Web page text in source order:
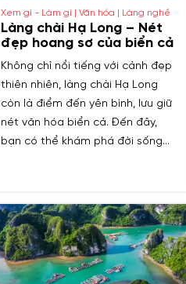
Xem gì - Làm gì | Văn hóa | Làng nghề
Làng chài Hạ Long – Nét
đẹp hoang sơ của biển cả
Không chỉ nổi tiếng với cảnh đẹp
thiên nhiên, làng chài Hạ Long
còn là điểm đến yên bình, lưu giữ
nét văn hóa biển cả. Đến đây,
bạn có thể khám phá đời sống
chài Hạ Long hấp dẫn nhất cho
chuyến đi của bạn!